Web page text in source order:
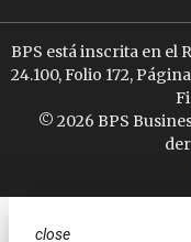
BPS está inscrita en el
24.100, Folio 172,
© 2026 BPS
close